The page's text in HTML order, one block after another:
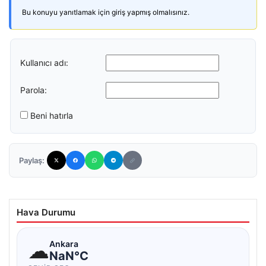
Bu konuyu yanıtlamak için giriş yapmış olmalısınız.
Kullanıcı adı:
Parola:
Beni hatırla
Paylaş:
Hava Durumu
☁Ankara
NaN°C